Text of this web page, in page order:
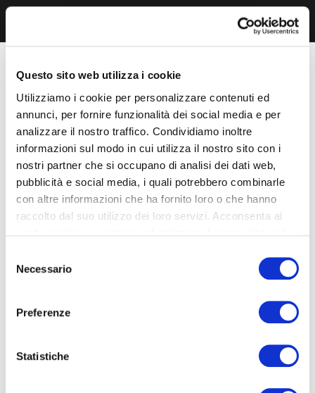
Questo sito web utilizza i cookie
Utilizziamo i cookie per personalizzare contenuti ed
annunci, per fornire funzionalità dei social media e per
analizzare il nostro traffico. Condividiamo inoltre
informazioni sul modo in cui utilizza il nostro sito con i
nostri partner che si occupano di analisi dei dati web,
pubblicità e social media, i quali potrebbero combinarle
con altre informazioni che ha fornito loro o che hanno
raccolto dal suo utilizzo dei loro servizi. Acconsenta ai
delNecessario
Preferenze
Statistiche